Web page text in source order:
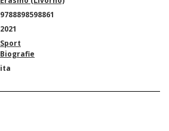
9788898598861
2021
Sport
Biografie
ita